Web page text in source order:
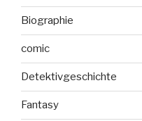
Biographie
comic
Detektivgeschichte
Fantasy